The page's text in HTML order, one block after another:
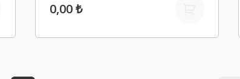
0,00 ₺